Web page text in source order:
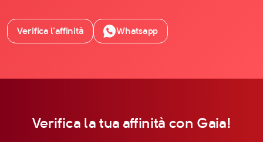
Verifica l’affinità Whatsapp
Verifica la tua affinità con Gaia!